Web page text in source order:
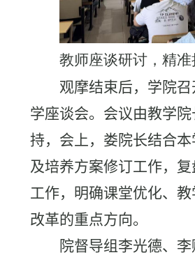
教师座谈研讨，精
观摩结束后，学院
学座谈会。会议由教学
持，会上，娄院长结合
及培养方案修订工作，
工作，明确课堂优化、
改革的重点方向。
院督导组李光德、